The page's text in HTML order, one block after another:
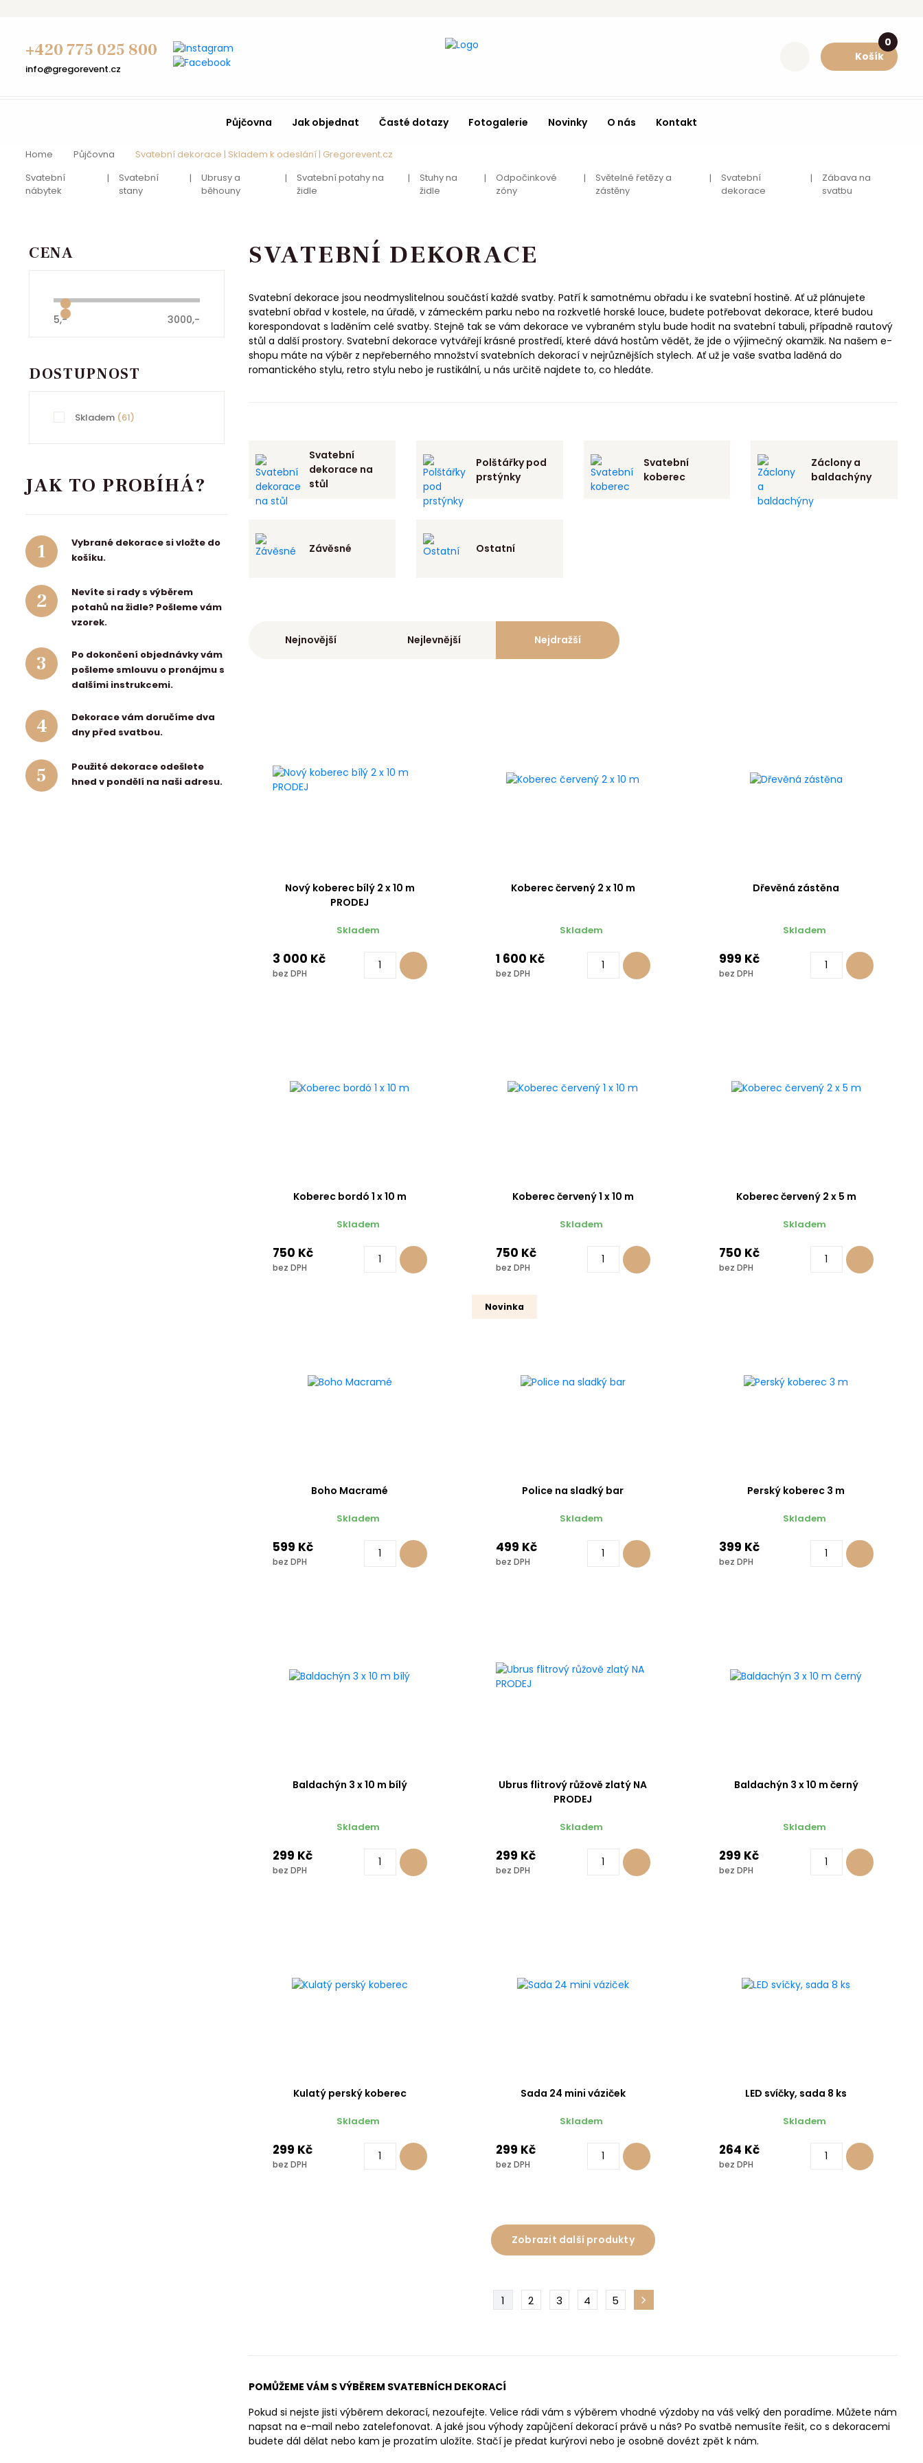
+420 775 025 800
info@gregorevent.cz
Košík
0
Půjčovna Jak objednat Časté dotazy Fotogalerie Novinky O nás Kontakt
Home Půjčovna
Svatební dekorace | Skladem k odeslání | Gregorevent.cz
Svatební
nábytek
Svatební
stany
Ubrusy a
běhouny
Svatební potahy na
židle
Stuhy na
židle
Odpočinkové
zóny
Světelné řetězy a
zástěny
Svatební
dekorace
Zábava na
svatbu
CENA
5,- 3000,-
DOSTUPNOST
Skladem (61)
JAK TO PROBÍHÁ?
1
Vybrané dekorace si vložte do
košíku.
2
Nevíte si rady s výběrem
potahů na židle? Pošleme vám
vzorek.
3
Po dokončení objednávky vám
pošleme smlouvu o pronájmu s
dalšími instrukcemi.
4
Dekorace vám doručíme dva
dny před svatbou.
5
Použité dekorace odešlete
hned v pondělí na naši adresu.
SVATEBNÍ DEKORACE
Svatební dekorace jsou neodmyslitelnou součástí každé svatby. Patří k samotnému obřadu i ke svatební hostině. Ať už plánujete
svatební obřad v kostele, na úřadě, v zámeckém parku nebo na rozkvetlé horské louce, budete potřebovat dekorace, které budou
korespondovat s laděním celé svatby. Stejně tak se vám dekorace ve vybraném stylu bude hodit na svatební tabuli, případně rautový
stůl a další prostory. Svatební dekorace vytvářejí krásné prostředí, které dává hostům vědět, že jde o výjimečný okamžik. Na našem e-
shopu máte na výběr z nepřeberného množství svatebních dekorací v nejrůznějších stylech. Ať už je vaše svatba laděná do
romantického stylu, retro stylu nebo je rustikální, u nás určitě najdete to, co hledáte.
Svatební
dekorace na
stůl
Polštářky pod
prstýnky
Svatební
koberec
Záclony a
baldachýny
Závěsné Ostatní
Nejnovější Nejlevnější Nejdražší
Nový koberec bílý 2 x 10 m
PRODEJ
Skladem
3 000 Kč
bez DPH
Koberec červený 2 x 10 m
Skladem
1 600 Kč
bez DPH
Dřevěná zástěna
Skladem
999 Kč
bez DPH
Koberec bordó 1 x 10 m
Skladem
750 Kč
bez DPH
Koberec červený 1 x 10 m
Skladem
750 Kč
bez DPH
Koberec červený 2 x 5 m
Skladem
750 Kč
bez DPH
Boho Macramé
Skladem
599 Kč
bez DPH
Novinka
Police na sladký bar
Skladem
499 Kč
bez DPH
Perský koberec 3 m
Skladem
399 Kč
bez DPH
Baldachýn 3 x 10 m bílý
Skladem
299 Kč
bez DPH
Ubrus flitrový růžově zlatý NA
PRODEJ
Skladem
299 Kč
bez DPH
Baldachýn 3 x 10 m černý
Skladem
299 Kč
bez DPH
Kulatý perský koberec
Skladem
299 Kč
bez DPH
Sada 24 mini váziček
Skladem
299 Kč
bez DPH
LED svíčky, sada 8 ks
Skladem
264 Kč
bez DPH
Zobrazit další produkty
1 2 3 4 5
POMŮŽEME VÁM S VÝBĚREM SVATEBNÍCH DEKORACÍ
Pokud si nejste jisti výběrem dekorací, nezoufejte. Velice rádi vám s výběrem vhodné výzdoby na váš velký den poradíme. Můžete nám
napsat na e-mail nebo zatelefonovat. A jaké jsou výhody zapůjčení dekorací právě u nás? Po svatbě nemusíte řešit, co s dekoracemi
budete dál dělat nebo kam je prozatím uložíte. Stačí je předat kurýrovi nebo je osobně dovézt zpět k nám.